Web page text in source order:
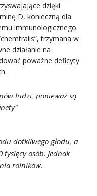
dzięki
D, konieczną dla
immunologicznego.
trzymana w
działanie na
poważne deficyty
ludzi, ponieważ są
dotkliwego głodu, a
tysięcy osób. Jednak
rolników.